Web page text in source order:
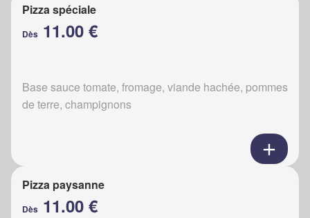
Pizza spéciale
Dès 11.00 €
Base sauce tomate, fromage, viande hachée, pommes
de terre, champignons
Pizza paysanne
Dès 11.00 €